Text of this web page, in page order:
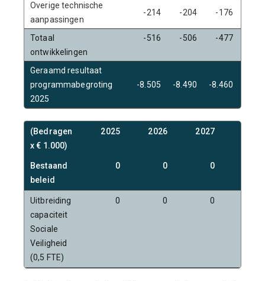
Overige technische
aanpassingen
-214 -204 -176
Totaal
ontwikkelingen
-516 -506 -477
Geraamd resultaat
programmabegroting
2025
-8.505 -8.490 -8.460
(Bedragen
x € 1.000)
2025 2026 2027
Bestaand
beleid
0 0 0
Uitbreiding
capaciteit
Sociale
Veiligheid
(0,5 FTE)
0 0 0